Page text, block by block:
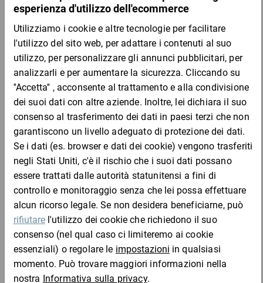
Campione
DESCRIZIONE DEL PRODOTTO
Basta fissare la merce su un bancale con l’ausilio del film
estensibile per un trasporto sicuro e anti-umidità e uno
stoccaggio particolarmente protetto. Perfetto per avvolgere ad
esempio contenitori grigliati, telai e macchine o per fasciare tubi
e profili metallici.
Vantaggi:
con inibitore di corrosione VCI integrato
enorme capacità di estensione e ritrazione
lato interno adesivo, lato esterno liscio
Materiale:
pellicola LDPE con inibitore di corrosione VCI, spessore della
pellicola 23 µ
Chi ha acquistato questo articolo ha acquistato
anche